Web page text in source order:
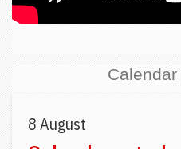
8 August